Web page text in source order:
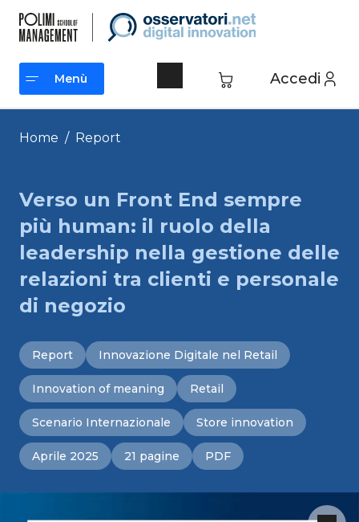
contenuto
Accedi
Menù
Menù
Home / Report
Verso un Front End sempre
più human: il ruolo della
leadership nella gestione delle
relazioni tra clienti e personale
di negozio
Report Innovazione Digitale nel Retail
Innovation of meaning Retail
Scenario Internazionale Store innovation
Aprile 2025 21 pagine PDF